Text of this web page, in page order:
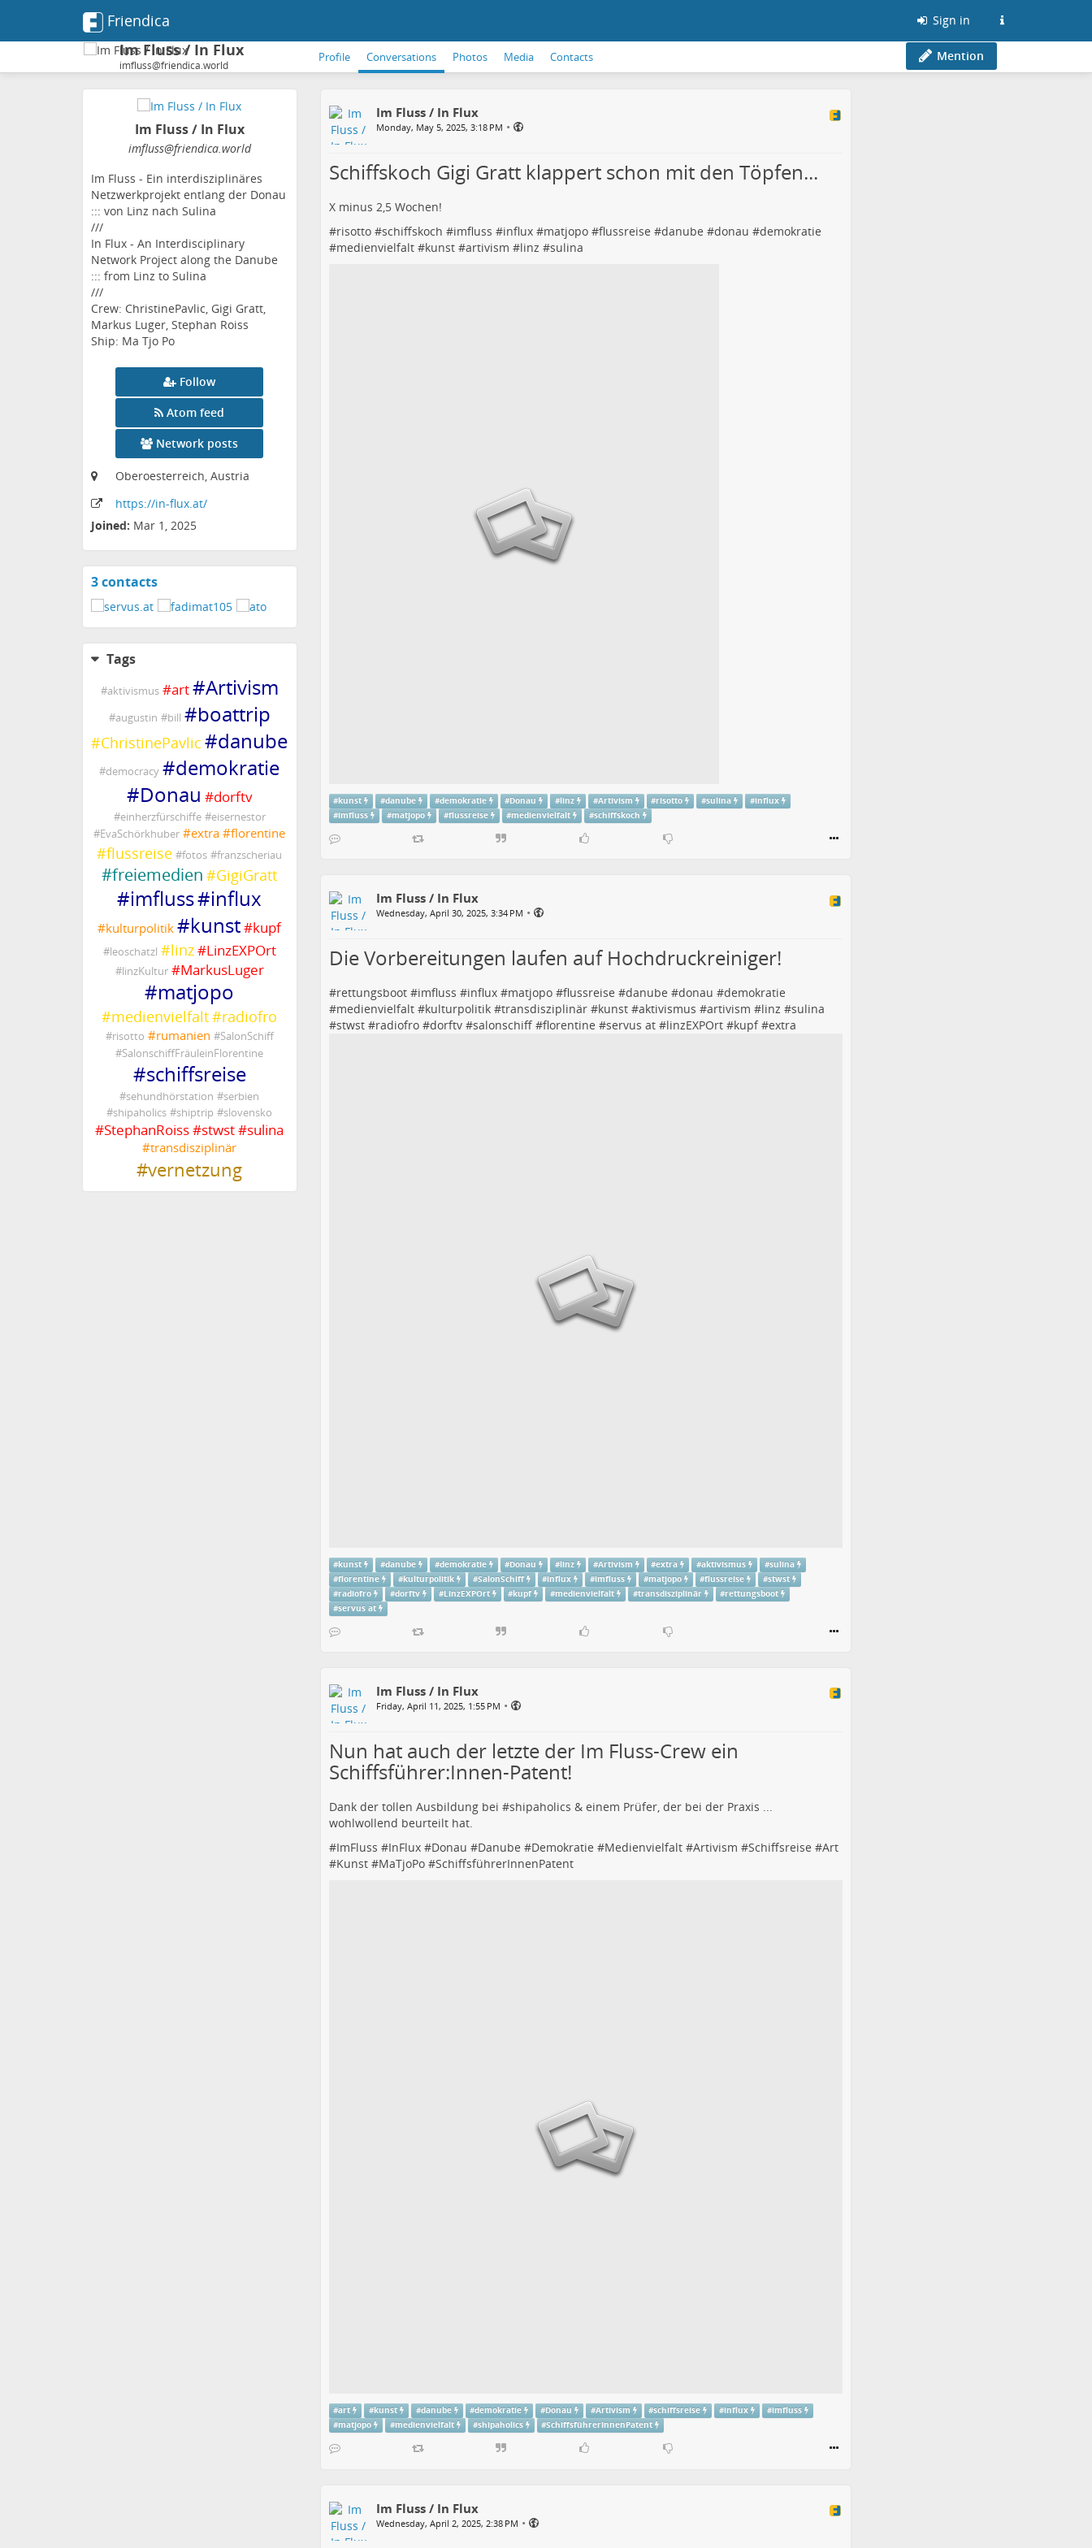
Friendica Sign in
Im Fluss / In Flux
imfluss@friendica.world
Profile Conversations Photos Media Contacts Mention
Im Fluss / In Flux
imfluss@friendica.world
Im Fluss - Ein interdisziplinäres
Netzwerkprojekt entlang der Donau
::: von Linz nach Sulina
///
In Flux - An Interdisciplinary
Network Project along the Danube
::: from Linz to Sulina
///
Crew: ChristinePavlic, Gigi Gratt,
Markus Luger, Stephan Roiss
Ship: Ma Tjo Po
Follow
Atom feed
Network posts
Oberoesterreich, Austria
https://in-flux.at/
Joined: Mar 1, 2025
3 contactsView
contacts
Tags
#aktivismus #art#Artivism
#augustin #bill #boattrip
#ChristinePavlic #danube
#democracy #demokratie
#Donau #dorftv
#einherzfürschiffe #eisernestor
#EvaSchörkhuber #extra #florentine
#flussreise #fotos #franzscheriau
#freiemedien #GigiGratt
#imfluss#influx
#kulturpolitik #kunst#kupf
#leoschatzl #linz#LinzEXPOrt
#linzKultur #MarkusLuger
#matjopo
#medienvielfalt#radiofro
#risotto #rumanien #SalonSchiff
#SalonschiffFräuleinFlorentine
#schiffsreise
#sehundhörstation #serbien
#shipaholics #shiptrip #slovensko
#StephanRoiss#stwst#sulina
#transdisziplinär
#vernetzung
Im Fluss / In Flux
Monday, May 5, 2025, 3:18 PM •
Schiffskoch Gigi Gratt klappert schon mit den Töpfen...
X minus 2,5 Wochen!
#risotto#schiffskoch #imfluss #influx#matjopo#flussreise #danube #donau #demokratie
#medienvielfalt#kunst#artivism #linz #sulina
#kunst #danube #demokratie #Donau #linz #Artivism #risotto #sulina #influx
#imfluss #matjopo #flussreise #medienvielfalt #schiffskoch
Im Fluss / In Flux
Wednesday, April 30, 2025, 3:34 PM •
Die Vorbereitungen laufen auf Hochdruckreiniger!
#rettungsboot#imfluss #influx#matjopo#flussreise #danube #donau #demokratie
#medienvielfalt#kulturpolitik#transdisziplinär#kunst#aktivismus #artivism #linz #sulina
#stwst#radiofro#dorftv#salonschiff#florentine #servus at#linzEXPOrt#kupf#extra
#kunst #danube #demokratie #Donau #linz #Artivism #extra #aktivismus #sulina
#florentine #kulturpolitik #SalonSchiff #influx #imfluss #matjopo #flussreise #stwst
#radiofro #dorftv #LinzEXPOrt #kupf #medienvielfalt #transdisziplinär #rettungsboot
#servus at
Im Fluss / In Flux
Friday, April 11, 2025, 1:55 PM •
Nun hat auch der letzte der Im Fluss-Crew ein
Schiffsführer:Innen-Patent!
Dank der tollen Ausbildung bei #shipaholics & einem Prüfer, der bei der Praxis ...
wohlwollend beurteilt hat.
#ImFluss #InFlux#Donau #Danube #Demokratie #Medienvielfalt#Artivism #Schiffsreise #Art
#Kunst#MaTjoPo#SchiffsführerInnenPatent
#art #kunst #danube #demokratie #Donau #Artivism #schiffsreise #influx #imfluss
#matjopo #medienvielfalt #shipaholics #SchiffsführerInnenPatent
Im Fluss / In Flux
Wednesday, April 2, 2025, 2:38 PM •